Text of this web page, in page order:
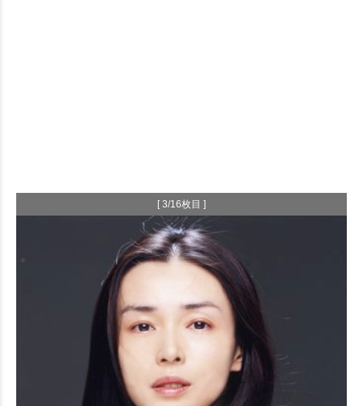
[ 3/16枚目 ]